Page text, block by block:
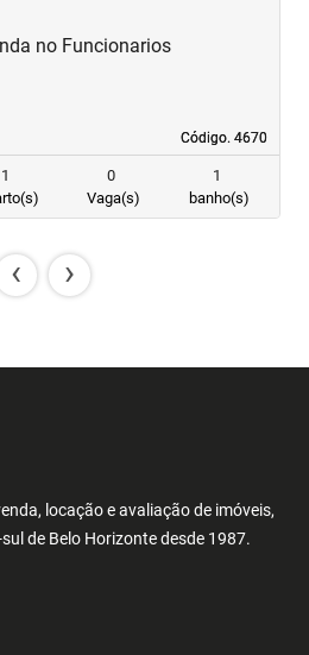
Código. 4670
Código. 4670
no Funcionarios
1
0
Vaga(s)
1
banho(s)
‹ ›
locação e avaliação de imóveis,
de Belo Horizonte desde 1987.